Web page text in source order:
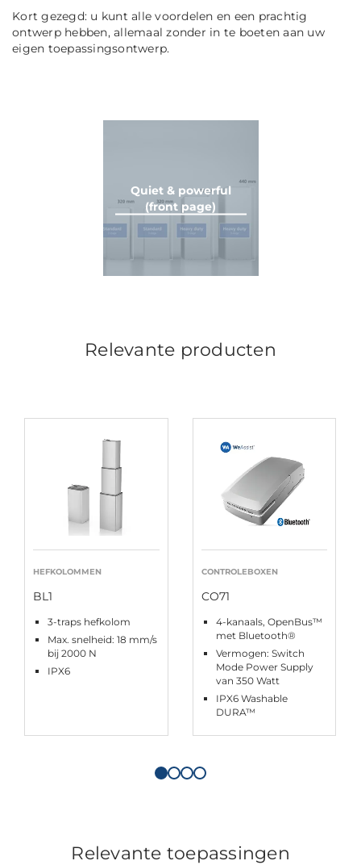
Kort gezegd: u kunt alle voordelen en een prachtig
ontwerp hebben, allemaal zonder in te boeten aan uw
eigen toepassingsontwerp.
Quiet & powerful
(front page)
Relevante producten
HEFKOLOMMEN
BL1
3-traps hefkolom
Max. snelheid: 18 mm/s
bij 2000 N
IPX6
CONTROLEBOXEN
CO71
4-kanaals, OpenBus™
met Bluetooth®
Vermogen: Switch
Mode Power Supply
van 350 Watt
IPX6 Washable
DURA™
Relevante toepassingen